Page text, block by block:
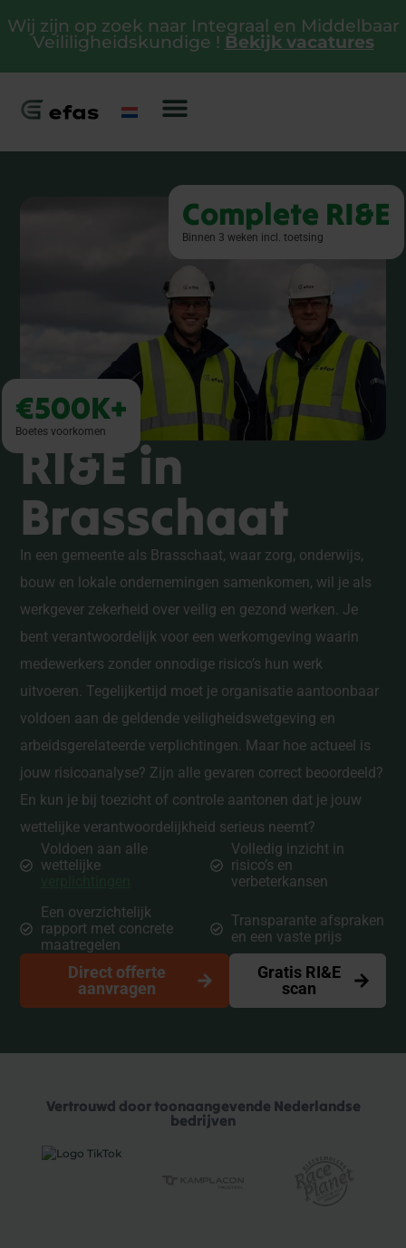
Wij zijn op zoek naar Integraal en Middelbaar
Veililigheidskundige ! Bekijk vacatures
RI&E in
Brasschaat
In een gemeente als Brasschaat, waar zorg, onderwijs,
bouw en lokale ondernemingen samenkomen, wil je als
werkgever zekerheid over veilig en gezond werken. Je
bent verantwoordelijk voor een werkomgeving waarin
medewerkers zonder onnodige risico’s hun werk
uitvoeren. Tegelijkertijd moet je organisatie aantoonbaar
voldoen aan de geldende veiligheidswetgeving en
arbeidsgerelateerde verplichtingen. Maar hoe actueel is
jouw risicoanalyse? Zijn alle gevaren correct beoordeeld?
En kun je bij toezicht of controle aantonen dat je jouw
wettelijke verantwoordelijkheid serieus neemt?
Voldoen aan alle
wettelijke
Volledig inzicht in
risico’s en
verbeterkansen
Een overzichtelijk
rapport met concrete
maatregelen
Transparante afspraken
en een vaste prijs
Direct offerte
aanvragen
Gratis RI&E
scan
Complete RI&E
Binnen 3 weken incl. toetsing
€500K+
Boetes voorkomen
Vertrouwd door toonaangevende Nederlandse
bedrijven